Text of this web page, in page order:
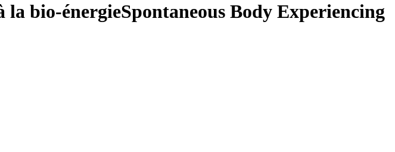
la bio-énergieSpontaneous Body Experiencing